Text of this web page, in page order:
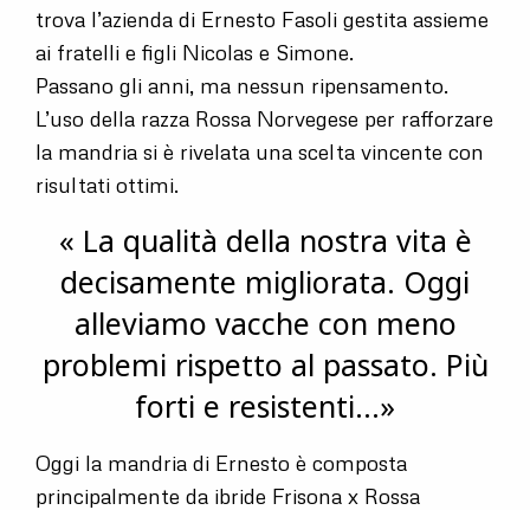
trova l’azienda di Ernesto Fasoli gestita assieme
ai fratelli e figli Nicolas e Simone.
Passano gli anni, ma nessun ripensamento.
L’uso della razza Rossa Norvegese per rafforzare
la mandria si è rivelata una scelta vincente con
risultati ottimi.
« La qualità della nostra vita è
decisamente migliorata. Oggi
alleviamo vacche con meno
problemi rispetto al passato. Più
forti e resistenti…»
Oggi la mandria di Ernesto è composta
principalmente da ibride Frisona x Rossa